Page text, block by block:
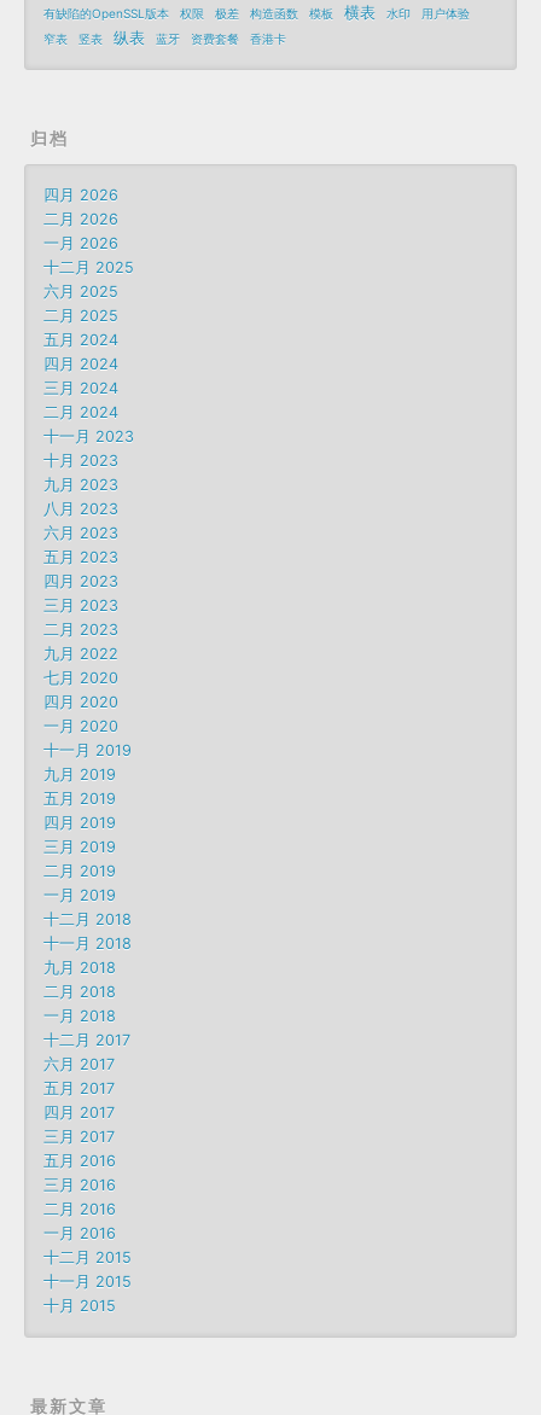
有缺陷的OpenSSL版本
权限 极差 构造函数 模板 横表 水印
用户体验
窄表
竖表 纵表 蓝牙 资费套餐 香港卡
归档
四月 2026
二月 2026
一月 2026
十二月 2025
六月 2025
二月 2025
五月 2024
四月 2024
三月 2024
二月 2024
十一月 2023
十月 2023
九月 2023
八月 2023
六月 2023
五月 2023
四月 2023
三月 2023
二月 2023
九月 2022
七月 2020
四月 2020
一月 2020
十一月 2019
九月 2019
五月 2019
四月 2019
三月 2019
二月 2019
一月 2019
十二月 2018
十一月 2018
九月 2018
二月 2018
一月 2018
十二月 2017
六月 2017
五月 2017
四月 2017
三月 2017
五月 2016
三月 2016
二月 2016
一月 2016
十二月 2015
十一月 2015
十月 2015
最新文章